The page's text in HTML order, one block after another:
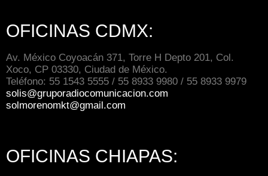
OFICINAS CDMX:
Av. México Coyoacán 371, Torre H Depto 201, Col.
Xoco, CP 03330, Ciudad de México.
Teléfono: 55 1543 5555 / 55 8933 9980 / 55 8933 9979
solis@gruporadiocomunicacion.com
solmorenomkt@gmail.com
OFICINAS CHIAPAS: